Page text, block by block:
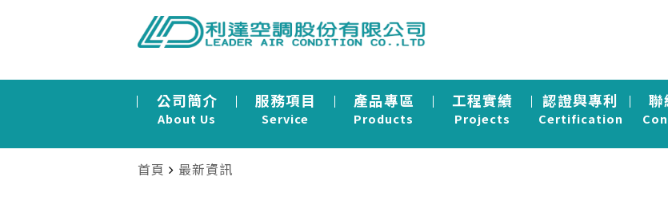
公司簡介
About Us
服務項目
Service
產品專區
Products
工程實績
Projects
認證與專利
Certification
聯
首頁 最新資訊